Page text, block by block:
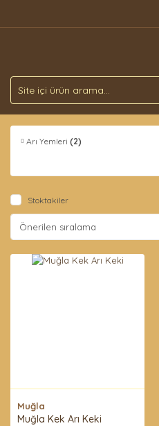
Arı Yemleri (2)
Stoktakiler
Muğla
Muğla Kek Arı Keki